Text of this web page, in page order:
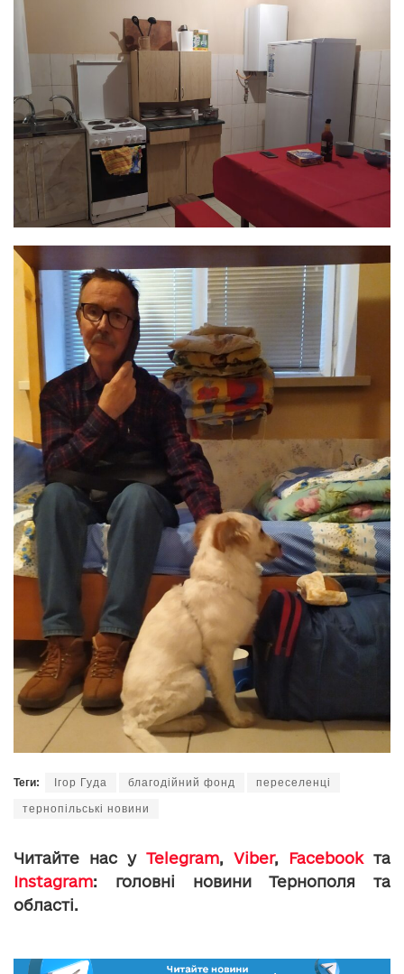
Теги: Ігор Гуда благодійний фонд переселенці
тернопільські новини
Читайте нас у Telegram, Viber, Facebookта
Instagram: головні новини Тернополя та
області.